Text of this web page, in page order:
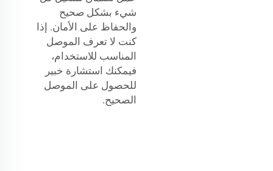
شيء بشكل صحيح
والحفاظ على الأمان. إذا
كنت لا تعرف الموصل
المناسب للاستخدام،
فيمكنك استشارة خبير
للحصول على الموصل
الصحيح.